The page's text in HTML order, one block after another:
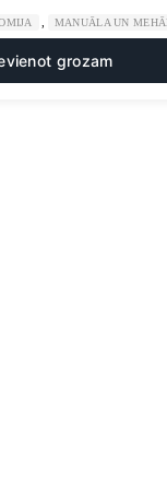
RAŽOTĀJI ,
MANUĀLA UN
grozam